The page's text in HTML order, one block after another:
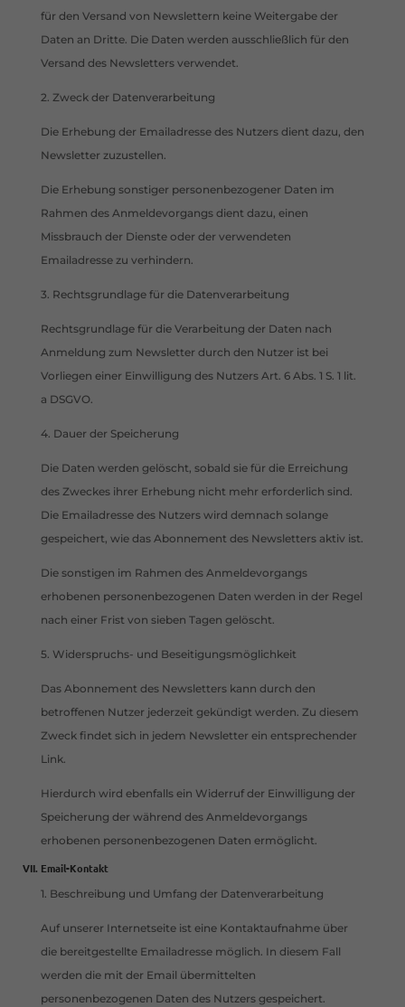
für den Versand von Newslettern keine Weitergabe der
Daten an Dritte. Die Daten werden ausschließlich für den
Versand des Newsletters verwendet.
2. Zweck der Datenverarbeitung
Die Erhebung der Emailadresse des Nutzers dient dazu, den
Newsletter zuzustellen.
Die Erhebung sonstiger personenbezogener Daten im
Rahmen des Anmeldevorgangs dient dazu, einen
Missbrauch der Dienste oder der verwendeten
Emailadresse zu verhindern.
3. Rechtsgrundlage für die Datenverarbeitung
Rechtsgrundlage für die Verarbeitung der Daten nach
Anmeldung zum Newsletter durch den Nutzer ist bei
Vorliegen einer Einwilligung des Nutzers Art. 6 Abs. 1 S. 1 lit.
a DSGVO.
4. Dauer der Speicherung
Die Daten werden gelöscht, sobald sie für die Erreichung
des Zweckes ihrer Erhebung nicht mehr erforderlich sind.
Die Emailadresse des Nutzers wird demnach solange
gespeichert, wie das Abonnement des Newsletters aktiv ist.
Die sonstigen im Rahmen des Anmeldevorgangs
erhobenen personenbezogenen Daten werden in der Regel
nach einer Frist von sieben Tagen gelöscht.
5. Widerspruchs- und Beseitigungsmöglichkeit
Das Abonnement des Newsletters kann durch den
betroffenen Nutzer jederzeit gekündigt werden. Zu diesem
Zweck findet sich in jedem Newsletter ein entsprechender
Link.
Hierdurch wird ebenfalls ein Widerruf der Einwilligung der
Speicherung der während des Anmeldevorgangs
erhobenen personenbezogenen Daten ermöglicht.
Email-Kontakt
1. Beschreibung und Umfang der Datenverarbeitung
Auf unserer Internetseite ist eine Kontaktaufnahme über
die bereitgestellte Emailadresse möglich. In diesem Fall
werden die mit der Email übermittelten
personenbezogenen Daten des Nutzers gespeichert.